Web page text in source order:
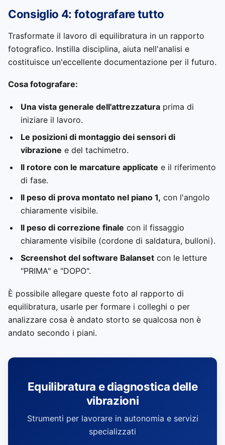
Consiglio 4: fotografare tutto
Trasformate il lavoro di equilibratura in un rapporto
fotografico. Instilla disciplina, aiuta nell'analisi e
costituisce un'eccellente documentazione per il futuro.
Cosa fotografare:
Una vista generale dell'attrezzaturaprima di
iniziare il lavoro.
Le posizioni di montaggio dei sensori di
vibrazione e del tachimetro.
Il rotore con le marcature applicate e il riferimento
di fase.
Il peso di prova montato nel piano 1, con l'angolo
chiaramente visibile.
Il peso di correzione finale con il fissaggio
chiaramente visibile (cordone di saldatura, bulloni).
Screenshot del software Balansetcon le letture
"PRIMA" e "DOPO".
È possibile allegare queste foto al rapporto di
equilibratura, usarle per formare i colleghi o per
analizzare cosa è andato storto se qualcosa non è
andato secondo i piani.
Equilibratura e diagnostica delle
vibrazioni
Strumenti per lavorare in autonomia e servizi
specializzati